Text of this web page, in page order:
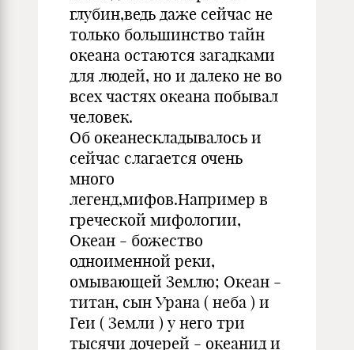
глубин,ведь даже сейчас не
только большинство тайн
океана остаются загадками
для людей, но и далеко не во
всех частях океана побывал
человек.
Об океанескладывалось и
сейчас слагается очень
много
легенд,мифов.Например в
греческой мифологии,
Океан - божество
одноименной реки,
омывающей Землю; Океан -
титан, сын Урана ( неба ) и
Геи ( Земли ) у него три
тысячи дочерей - океанид и